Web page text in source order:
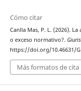
Cómo citar
Canlla Mas, P. L. (2026).
o exceso normativo?.
https://doi.org/10.46631/
Más formatos de cita